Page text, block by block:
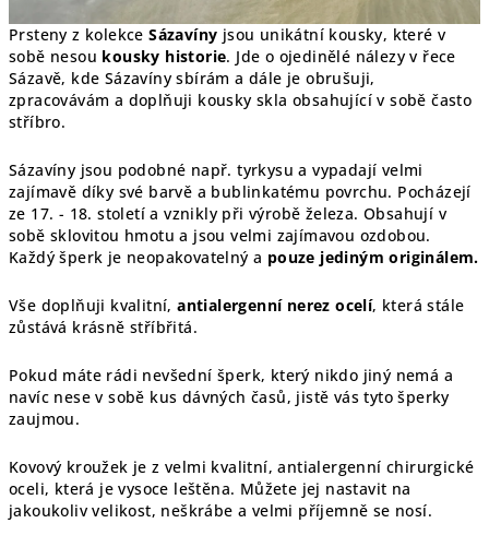
Prsteny z kolekce Sázavíny jsou unikátní kousky, které v
sobě nesou kousky historie. Jde o ojedinělé nálezy v řece
Sázavě, kde Sázavíny sbírám a dále je obrušuji,
zpracovávám a doplňuji kousky skla obsahující v sobě často
stříbro.
Sázavíny jsou podobné např. tyrkysu a vypadají velmi
zajímavě díky své barvě a bublinkatému povrchu. Pocházejí
ze 17. - 18. století a vznikly při výrobě železa. Obsahují v
sobě sklovitou hmotu a jsou velmi zajímavou ozdobou.
Každý šperk je neopakovatelný a pouze jediným originálem.
Vše doplňuji kvalitní,antialergenní nerez ocelí, která stále
zůstává krásně stříbřitá.
Pokud máte rádi nevšední šperk, který nikdo jiný nemá a
navíc nese v sobě kus dávných časů, jistě vás tyto šperky
zaujmou.
Kovový kroužek je z velmi kvalitní, antialergenní chirurgické
oceli, která je vysoce leštěna. Můžete jej nastavit na
jakoukoliv velikost, neškrábe a velmi příjemně se nosí.